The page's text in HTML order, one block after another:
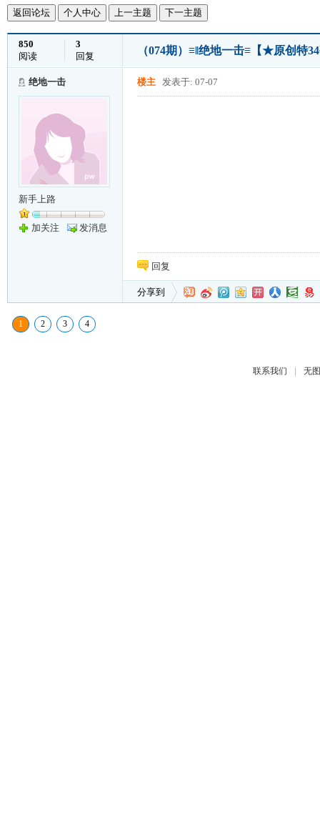
返回论坛 个人中心 上一主题 下一主题
850
阅读
3
回复
（074期）≡‖绝地一击≡【★原创特
绝地一击
新手上路
加关注 发消息
楼主 发表于: 07-07
回复
分享到
1 2 3 4
联系我们 | 无